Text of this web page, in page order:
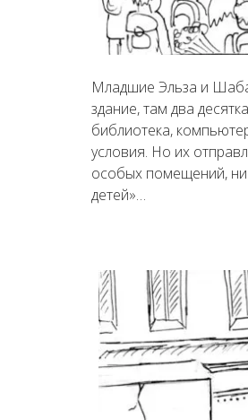
Младшие Эльза и
здание, там два
библиотека,
условия. Но их
особых помещений, ни
детей»…